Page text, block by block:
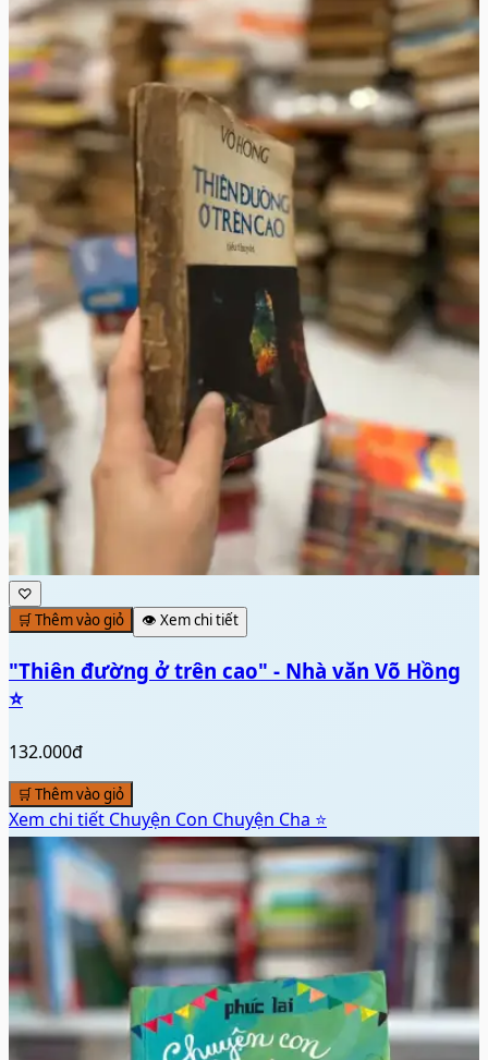
♡
🛒 Thêm vào giỏ
👁️ Xem chi tiết
"Thiên đường ở trên cao" - Nhà văn Võ Hồng
⭐
132.000đ
🛒 Thêm vào giỏ
Xem chi tiết Chuyện Con Chuyện Cha ⭐